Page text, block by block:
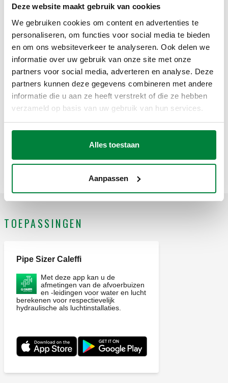
Deze website maakt gebruik van cookies
We gebruiken cookies om content en advertenties te
personaliseren, om functies voor social media te bieden
en om ons websiteverkeer te analyseren. Ook delen we
informatie over uw gebruik van onze site met onze
partners voor social media, adverteren en analyse. Deze
partners kunnen deze gegevens combineren met andere
informatie die u aan ze heeft verstrekt of die ze hebben
verzameld op basis van uw gebruik van hun services.
Alles toestaan
Aanpassen
59301/C
G 1/4" (ISO 228-1)
F
G 3/8" A (ISO 228-1)
M
3D-modellen
Bestektekst Weergeven Kopiëren
CALEFFI, 59301/C. Automatische afsluitklep. Voor
ontluchters serie 5020 en 5022. PTFE dichting op
schroefdraad. Aansluiting IN: G 1/4" (ISO 228-1) F.
Aansluiting UIT: G 3/8" A (ISO 228-1) M. Maximale
°C. Afwerking: verchroomd. Materiaal: messing.
b61c5304-1cde-4650-be58-
f4669e4da238
Kopiëren
TOEPASSINGEN
Pipe Sizer Caleffi
Met deze app kan u de
afmetingen van de afvoerbuizen
en -leidingen voor water en lucht
berekenen voor respectievelijk
hydraulische als luchtinstallaties.